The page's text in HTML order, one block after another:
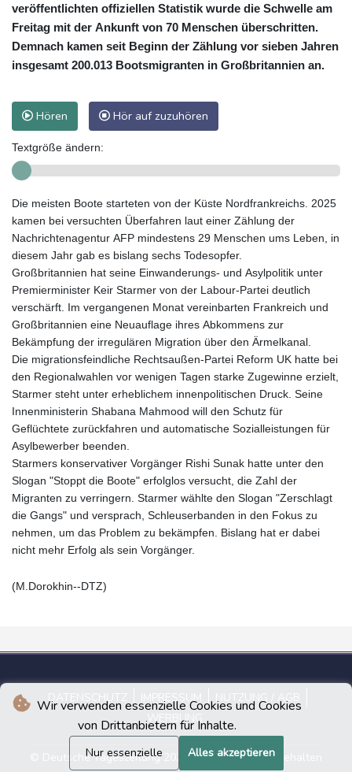
Wir verwenden essenzielle Cookies und Cookies
von Drittanbietern für Inhalte.
Nur essenzielle Alles akzeptieren
veröffentlichten offiziellen Statistik wurde die Schwelle am
Freitag mit der Ankunft von 70 Menschen überschritten.
Demnach kamen seit Beginn der Zählung vor sieben Jahren
insgesamt 200.013 Bootsmigranten in Großbritannien an.
Hören Hör auf zuzuhören
Textgröße ändern:
Die meisten Boote starteten von der Küste Nordfrankreichs. 2025
kamen bei versuchten Überfahren laut einer Zählung der
Nachrichtenagentur AFP mindestens 29 Menschen ums Leben, in
diesem Jahr gab es bislang sechs Todesopfer.
Großbritannien hat seine Einwanderungs- und Asylpolitik unter
Premierminister Keir Starmer von der Labour-Partei deutlich
verschärft. Im vergangenen Monat vereinbarten Frankreich und
Großbritannien eine Neuauflage ihres Abkommens zur
Bekämpfung der irregulären Migration über den Ärmelkanal.
Die migrationsfeindliche Rechtsaußen-Partei Reform UK hatte bei
den Regionalwahlen vor wenigen Tagen starke Zugewinne erzielt,
Starmer steht unter erheblichem innenpolitischen Druck. Seine
Innenministerin Shabana Mahmood will den Schutz für
Geflüchtete zurückfahren und automatische Sozialleistungen für
Asylbewerber beenden.
Starmers konservativer Vorgänger Rishi Sunak hatte unter den
Slogan "Stoppt die Boote" erfolglos versucht, die Zahl der
Migranten zu verringern. Starmer wählte den Slogan "Zerschlagt
die Gangs" und versprach, Schleuserbanden in den Fokus zu
nehmen, um das Problem zu bekämpfen. Bislang hat er dabei
nicht mehr Erfolg als sein Vorgänger.
(M.Dorokhin--DTZ)
DATENSCHUTZ IMPRESSUM
NUTZUNG / AGB
WERBUNG
© Deutsche Tageszeitung 2026 - Alle Rechte vorbehalten